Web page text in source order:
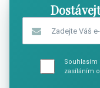
Souhlasím
zasíláním